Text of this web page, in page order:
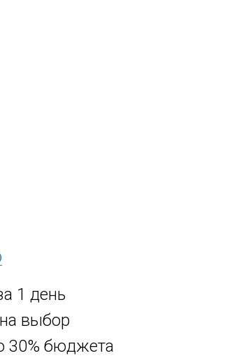
1 день
на выбор
30% бюджета